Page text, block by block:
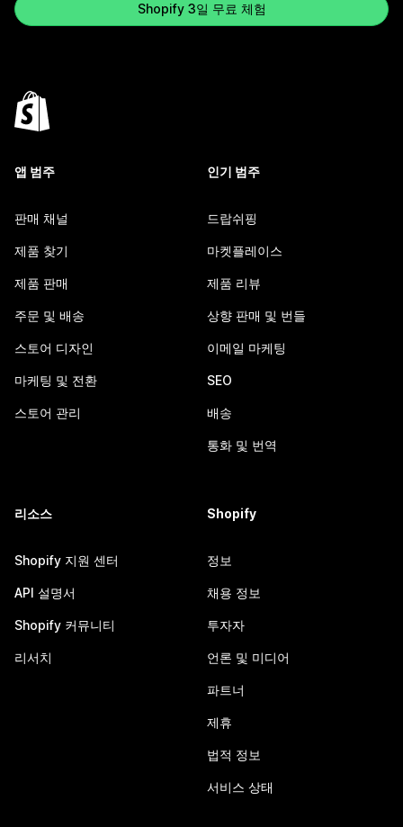
Shopify 3일 무료 체험
앱 범주
판매 채널
제품 찾기
제품 판매
주문 및 배송
스토어 디자인
마케팅 및 전환
스토어 관리
인기 범주
드랍쉬핑
마켓플레이스
제품 리뷰
상향 판매 및 번들
이메일 마케팅
SEO
배송
통화 및 번역
리소스
Shopify 지원 센터
API 설명서
Shopify 커뮤니티
리서치
Shopify
정보
채용 정보
투자자
언론 및 미디어
파트너
제휴
법적 정보
서비스 상태